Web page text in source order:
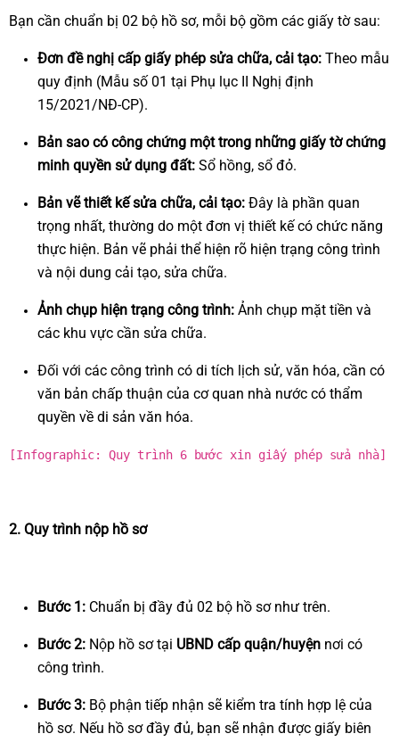
Bạn cần chuẩn bị 02 bộ hồ sơ, mỗi bộ gồm các giấy tờ sau:
Đơn đề nghị cấp giấy phép sửa chữa, cải tạo: Theo mẫu
quy định (Mẫu số 01 tại Phụ lục II Nghị định
15/2021/NĐ-CP).
Bản sao có công chứng một trong những giấy tờ chứng
minh quyền sử dụng đất: Sổ hồng, sổ đỏ.
Bản vẽ thiết kế sửa chữa, cải tạo: Đây là phần quan
trọng nhất, thường do một đơn vị thiết kế có chức năng
thực hiện. Bản vẽ phải thể hiện rõ hiện trạng công trình
và nội dung cải tạo, sửa chữa.
Ảnh chụp hiện trạng công trình: Ảnh chụp mặt tiền và
các khu vực cần sửa chữa.
Đối với các công trình có di tích lịch sử, văn hóa, cần có
văn bản chấp thuận của cơ quan nhà nước có thẩm
quyền về di sản văn hóa.
[Infographic: Quy trình 6 bước xin giấy phép sửa nhà]
2. Quy trình nộp hồ sơ
Bước 1: Chuẩn bị đầy đủ 02 bộ hồ sơ như trên.
Bước 2: Nộp hồ sơ tại UBND cấp quận/huyện nơi có
công trình.
Bước 3: Bộ phận tiếp nhận sẽ kiểm tra tính hợp lệ của
hồ sơ. Nếu hồ sơ đầy đủ, bạn sẽ nhận được giấy biên